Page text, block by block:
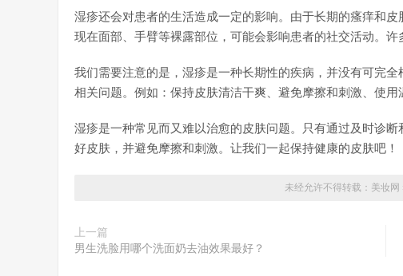
湿疹还会对患者的生活造成一定的影响。由于长期的瘙痒和
现在面部、手臂等裸露部位，可能会影响患者的社交活动。许
我们需要注意的是，湿疹是一种长期性的疾病，并没有可完
相关问题。例如：保持皮肤清洁干爽、避免摩擦和刺激、使
湿疹是一种常见而又难以治愈的皮肤问题。只有通过及时诊
好皮肤，并避免摩擦和刺激。让我们一起保持健康的皮肤吧！
未经允许不得转载： 美妆网
上一篇
男生洗脸用哪个洗面奶去油效果最好？